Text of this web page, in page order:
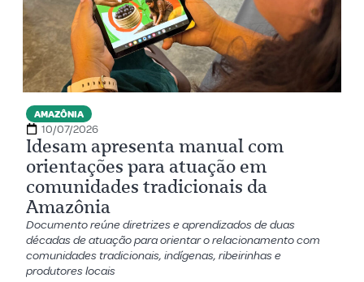
AMAZÔNIA
10/07/2026
Idesam apresenta manual com
orientações para atuação em
comunidades tradicionais da
Amazônia
Documento reúne diretrizes e aprendizados de duas
décadas de atuação para orientar o relacionamento com
comunidades tradicionais, indígenas, ribeirinhas e
produtores locais